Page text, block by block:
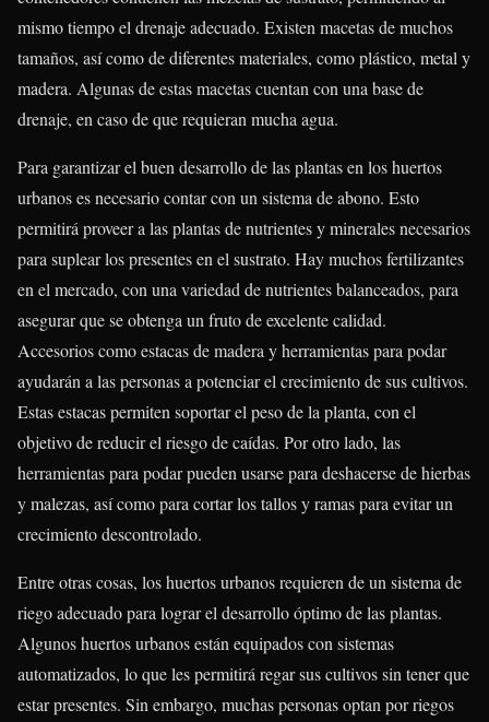
mismo tiempo el drenaje adecuado. Existen macetas de muchos
tamaños, así como de diferentes materiales, como plástico, metal y
madera. Algunas de estas macetas cuentan con una base de
drenaje, en caso de que requieran mucha agua.
Para garantizar el buen desarrollo de las plantas en los huertos
urbanos es necesario contar con un sistema de abono. Esto
permitirá proveer a las plantas de nutrientes y minerales necesarios
para suplear los presentes en el sustrato. Hay muchos fertilizantes
en el mercado, con una variedad de nutrientes balanceados, para
asegurar que se obtenga un fruto de excelente calidad.
Accesorios como estacas de madera y herramientas para podar
ayudarán a las personas a potenciar el crecimiento de sus cultivos.
Estas estacas permiten soportar el peso de la planta, con el
objetivo de reducir el riesgo de caídas. Por otro lado, las
herramientas para podar pueden usarse para deshacerse de hierbas
y malezas, así como para cortar los tallos y ramas para evitar un
crecimiento descontrolado.
Entre otras cosas, los huertos urbanos requieren de un sistema de
riego adecuado para lograr el desarrollo óptimo de las plantas.
Algunos huertos urbanos están equipados con sistemas
automatizados, lo que les permitirá regar sus cultivos sin tener que
estar presentes. Sin embargo, muchas personas optan por riegos